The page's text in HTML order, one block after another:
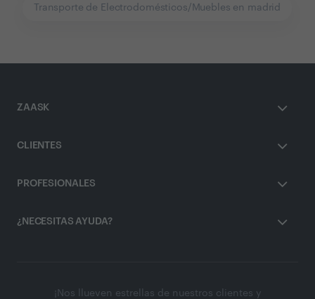
Transporte de Electrodomésticos/Muebles en madrid
ZAASK
CLIENTES
PROFESIONALES
¿NECESITAS AYUDA?
¡Nos llueven estrellas de nuestros clientes y